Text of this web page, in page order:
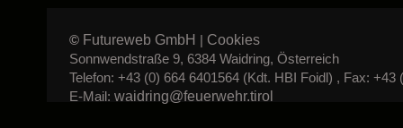
© Futureweb GmbH | Cookies
Sonnwendstraße 9, 6384 Waidring, Österreich
Telefon: +43 (0) 664 6401564 (Kdt. HBI Foidl) , Fax: +43
E-Mail: waidring@feuerwehr.tirol